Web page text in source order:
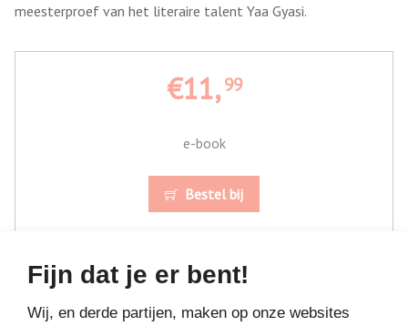
Fijn dat je er bent!
Wij, en derde partijen, maken op onze websites
meesterproef van het literaire talent Yaa Gyasi.
€11,99
e-book
Bestel bij